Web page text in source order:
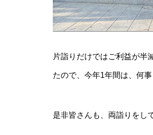
片詣りだけではご利益が半
たので、今年1年間は、何
是非皆さんも、両詣りをし